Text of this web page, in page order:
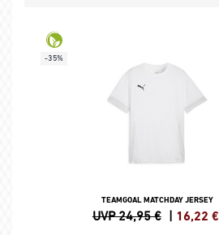
-35%
TEAMGOAL MATCHDAY JERSEY
UVP 24,95 € | 16,22 €